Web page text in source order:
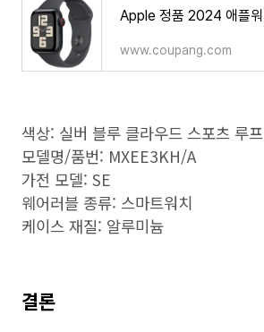
www.coupang.com
색상: 실버 블루 클라우드 스포츠 루프
모델명/품번: MXEE3KH/A
가전 모델: SE
웨어러블 종류: 스마트워치
케이스 재질: 알루미늄
결론